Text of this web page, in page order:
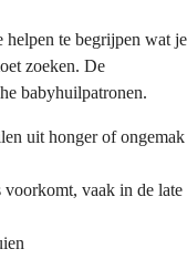
te begrijpen wat je
zoeken. De
babyhuilpatronen.
uit honger of ongemak
vaak in de late